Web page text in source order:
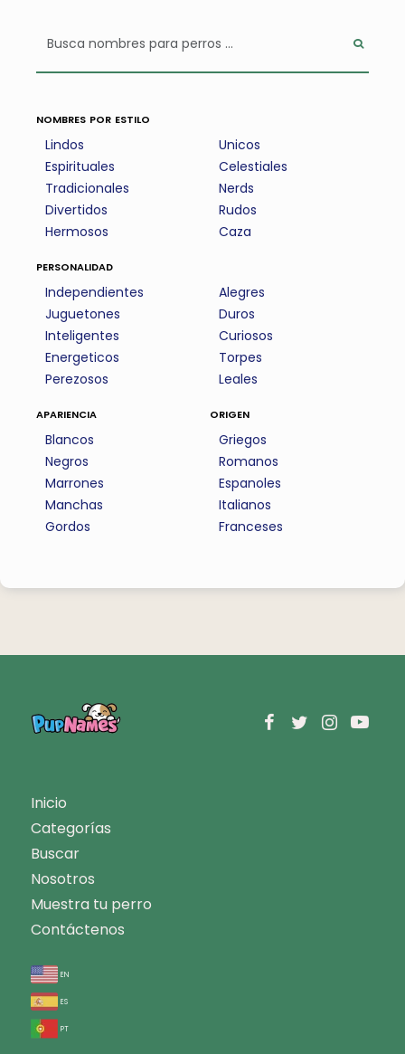
nombres por estilo
Lindos
Espirituales
Tradicionales
Divertidos
Hermosos
Unicos
Celestiales
Nerds
Rudos
Caza
personalidad
Independientes
Juguetones
Inteligentes
Energeticos
Perezosos
Alegres
Duros
Curiosos
Torpes
Leales
apariencia
Blancos
Negros
Marrones
Manchas
Gordos
origen
Griegos
Romanos
Espanoles
Italianos
Franceses
Inicio
Categorías
Buscar
Nosotros
Muestra tu perro
Contáctenos
en
es
pt